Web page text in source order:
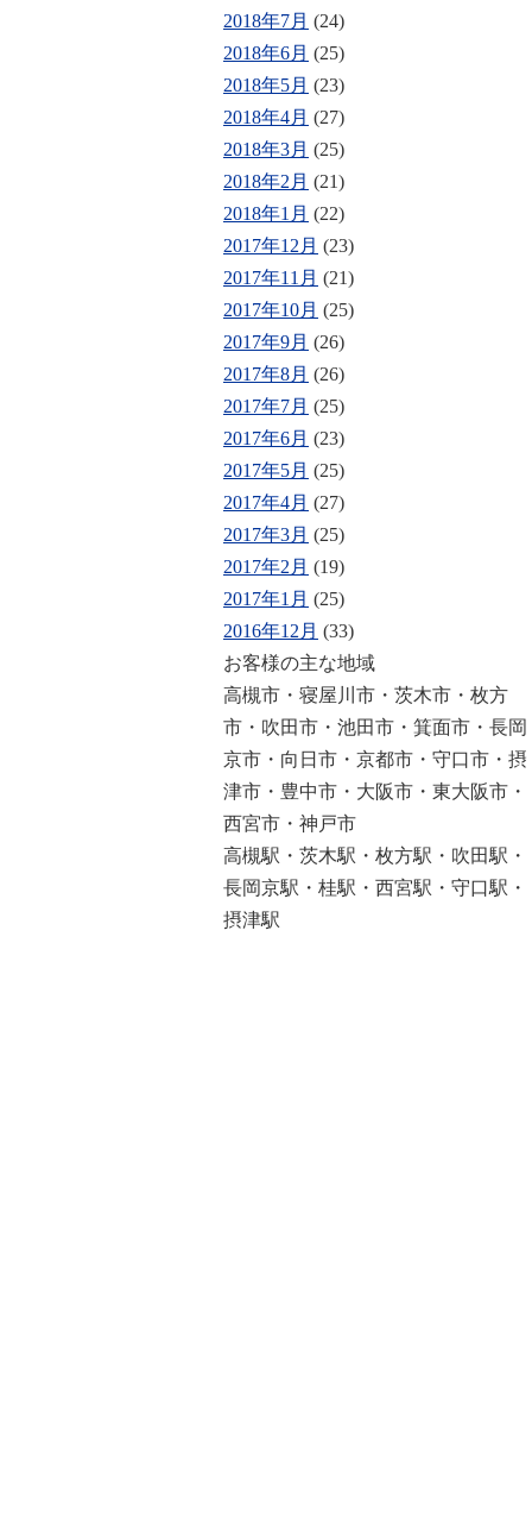
2018年7月 (24)
2018年6月 (25)
2018年5月 (23)
2018年4月 (27)
2018年3月 (25)
2018年2月 (21)
2018年1月 (22)
2017年12月 (23)
2017年11月 (21)
2017年10月 (25)
2017年9月 (26)
2017年8月 (26)
2017年7月 (25)
2017年6月 (23)
2017年5月 (25)
2017年4月 (27)
2017年3月 (25)
2017年2月 (19)
2017年1月 (25)
2016年12月 (33)
お客様の主な地域
高槻市・寝屋川市・茨木市・枚方
市・吹田市・池田市・箕面市・長岡
京市・向日市・京都市・守口市・摂
津市・豊中市・大阪市・東大阪市・
西宮市・神戸市
高槻駅・茨木駅・枚方駅・吹田駅・
長岡京駅・桂駅・西宮駅・守口駅・
摂津駅